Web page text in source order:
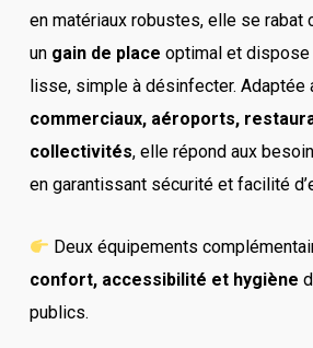
en matériaux robustes, elle se rabat
un gain de place optimal et dispose
lisse, simple à désinfecter. Adaptée
commerciaux, aéroports,
collectivités, elle répond aux
en garantissant sécurité et facilité
Deux équipements
confort, accessibilité et hygiène
publics.